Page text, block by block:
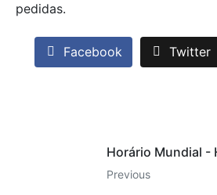
pedidas.
Facebook Twitter
Horário Mundial -
Previous